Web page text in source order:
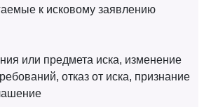
к исковому заявлению
или предмета иска, изменение
отказ от иска, признание